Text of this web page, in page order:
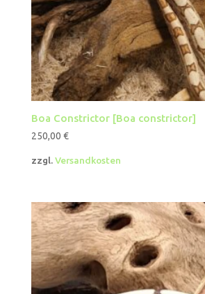
Boa Constrictor [Boa constrictor]
250,00 €
zzgl.Versandkosten